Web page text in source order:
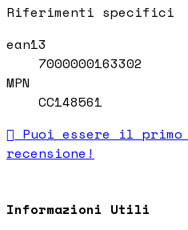
Riferimenti specifici
ean13
7000000163302
MPN
CC148561
 Puoi essere il
recensione!
Informazioni Utili